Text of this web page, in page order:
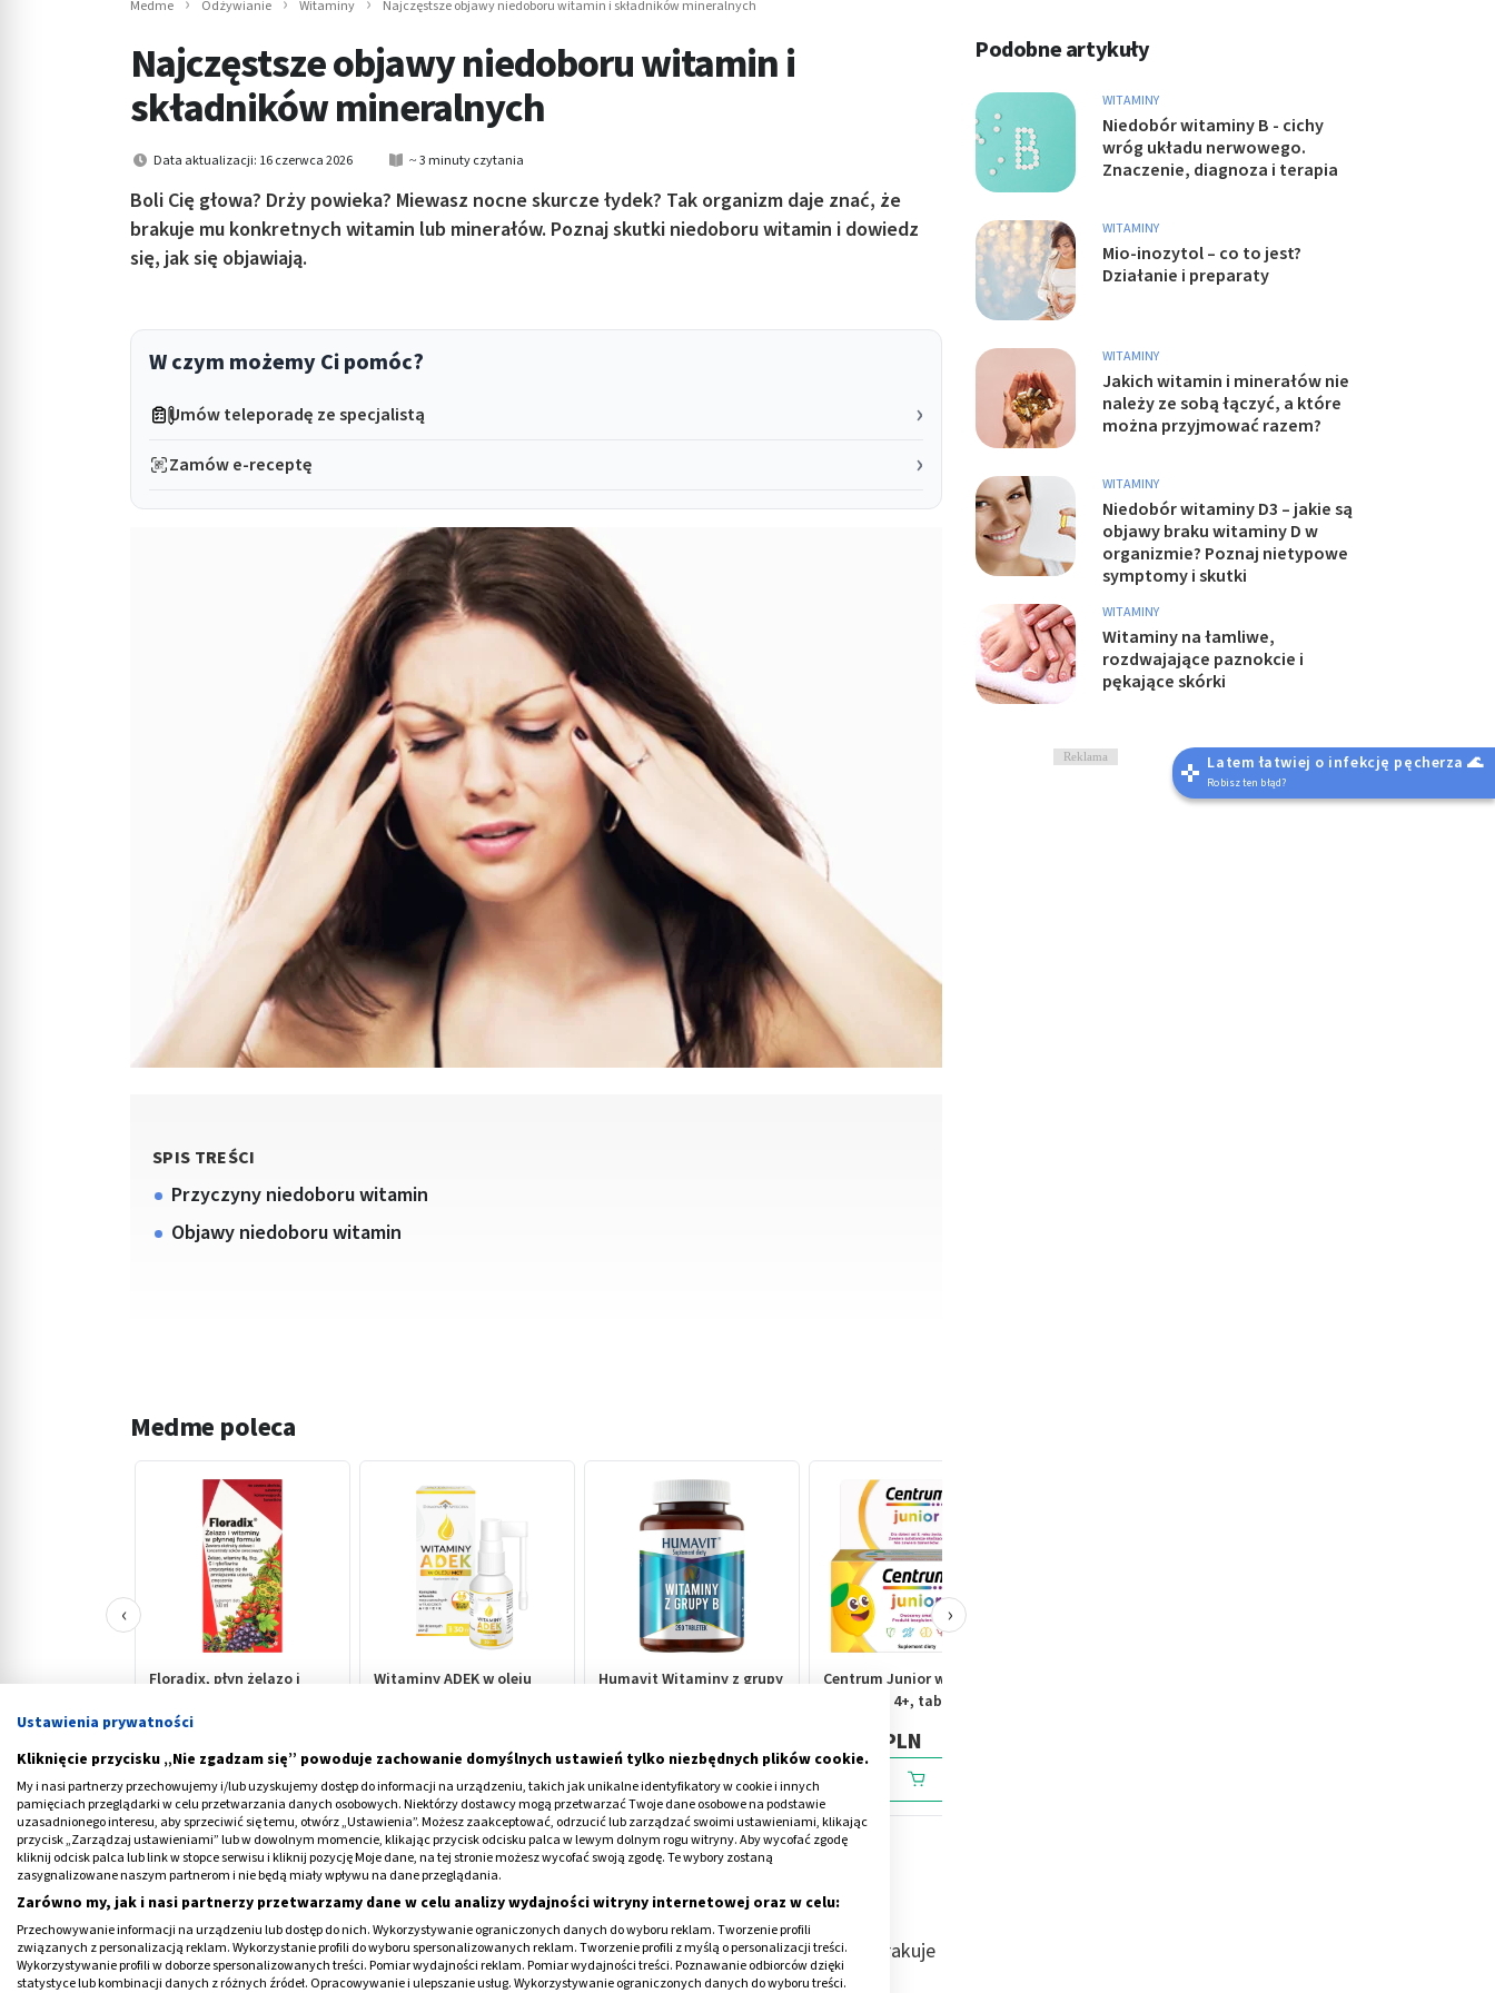
Medme Odżywianie Witaminy Najczęstsze objawy niedoboru witamin i składników mineralnych
Najczęstsze objawy niedoboru witamin i
składników mineralnych
Data aktualizacji: 16 czerwca 2026 ~ 3 minuty czytania
Boli Cię głowa? Drży powieka? Miewasz nocne skurcze łydek? Tak organizm daje znać, że
brakuje mu konkretnych witamin lub minerałów. Poznaj skutki niedoboru witamin i dowiedz
się, jak się objawiają.
W czym możemy Ci pomóc?
Umów teleporadę ze specjalistą
Zamów e-receptę
SPIS TREŚCI
Przyczyny niedoboru witamin
Objawy niedoboru witamin
Medme poleca
Floradix, płyn żelazo i
Witaminy ADEK w oleju
Humavit Witaminy z grupy
Centrum Junior witaminy
dla dzieci 4+, tabletki do
37,19 PLN
‹ ›
Przyczyny niedoboru witamin
Boli Cię głowa? Drży powieka? Miewasz nocne skurcze łydek? Tak organizm daje znać, że brakuje
mu konkretnychwitaminlub minerałów.
Podobne artykuły
WITAMINY
Niedobór witaminy B - cichy
wróg układu nerwowego.
Znaczenie, diagnoza i terapia
WITAMINY
Mio-inozytol – co to jest?
Działanie i preparaty
WITAMINY
Jakich witamin i minerałów nie
należy ze sobą łączyć, a które
można przyjmować razem?
WITAMINY
Niedobór witaminy D3 – jakie są
objawy braku witaminy D w
organizmie? Poznaj nietypowe
symptomy i skutki
WITAMINY
Witaminy na łamliwe,
rozdwajające paznokcie i
pękające skórki
Reklama Latem łatwiej o infekcję pęcherza 🌊
Robisz ten błąd?
Ustawienia prywatności
Kliknięcie przycisku „Nie zgadzam się” powoduje zachowanie domyślnych ustawień tylko niezbędnych plików cookie.
My i nasi partnerzy przechowujemy i/lub uzyskujemy dostęp do informacji na urządzeniu, takich jak unikalne identyfikatory w cookie i innych
pamięciach przeglądarki w celu przetwarzania danych osobowych. Niektórzy dostawcy mogą przetwarzać Twoje dane osobowe na podstawie
uzasadnionego interesu, aby sprzeciwić się temu, otwórz „Ustawienia”. Możesz zaakceptować, odrzucić lub zarządzać swoimi ustawieniami, klikając
przycisk „Zarządzaj ustawieniami” lub w dowolnym momencie, klikając przycisk odcisku palca w lewym dolnym rogu witryny. Aby wycofać zgodę
kliknij odcisk palca lub link w stopce serwisu i kliknij pozycję Moje dane, na tej stronie możesz wycofać swoją zgodę. Te wybory zostaną
zasygnalizowane naszym partnerom i nie będą miały wpływu na dane przeglądania.
Zarówno my, jak i nasi partnerzy przetwarzamy dane w celu analizy wydajności witryny internetowej oraz w celu:
Przechowywanie informacji na urządzeniu lub dostęp do nich. Wykorzystywanie ograniczonych danych do wyboru reklam. Tworzenie profili
związanych z personalizacją reklam. Wykorzystanie profili do wyboru spersonalizowanych reklam. Tworzenie profili z myślą o personalizacji treści.
Wykorzystywanie profili w doborze spersonalizowanych treści. Pomiar wydajności reklam. Pomiar wydajności treści. Poznawanie odbiorców dzięki
statystyce lub kombinacji danych z różnych źródeł. Opracowywanie i ulepszanie usług. Wykorzystywanie ograniczonych danych do wyboru treści.